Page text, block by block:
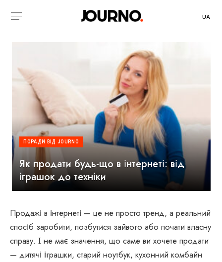
UA
ПОРАДИ ВІД JOURNO
Як продати будь-що в інтернеті: від
іграшок до техніки
Продажі в інтернеті — це не просто тренд, а реальний
спосіб заробити, позбутися зайвого або почати власну
справу. І не має значення, що саме ви хочете продати
— дитячі іграшки, старий ноутбук, кухонний комбайн